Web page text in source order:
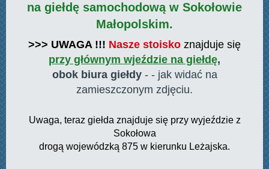
na giełdę samochodową w Sokołowie
Małopolskim.
>>> UWAGA !!! Nasze stoisko znajduje się
przy głównym wjeździe na giełdę,
obok biura giełdy - - jak widać na
zamieszczonym zdjęciu.
Uwaga, teraz giełda znajduje się przy wyjeździe z
Sokołowa
drogą wojewódzką 875 w kierunku Leżajska.